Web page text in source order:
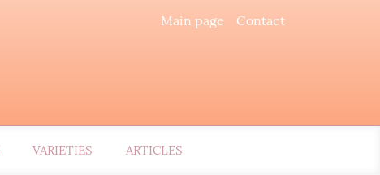
Main page Contact
VARIETIES ARTICLES